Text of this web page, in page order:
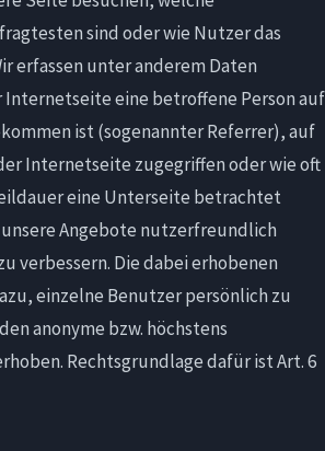
sind oder wie Nutzer das
erfassen unter anderem Daten
Internetseite eine betroffene Person auf
ist (sogenannter Referrer), auf
Internetseite zugegriffen oder wie oft
eine Unterseite betrachtet
Angebote nutzerfreundlich
verbessern. Die dabei erhobenen
einzelne Benutzer persönlich zu
anonyme bzw. höchstens
Rechtsgrundlage dafür ist Art. 6